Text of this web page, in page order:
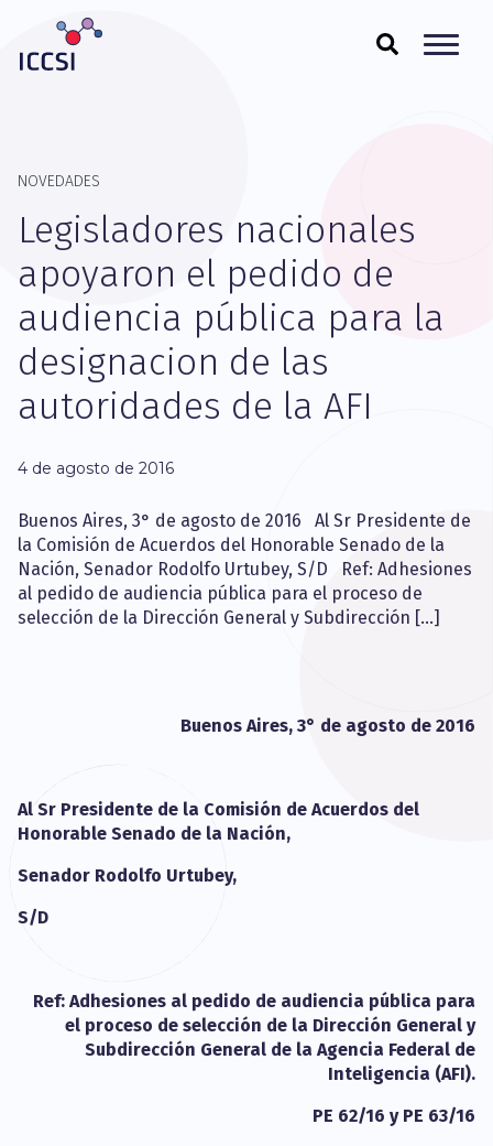
NOVEDADES
Legisladores nacionales
apoyaron el pedido de
audiencia pública para la
designacion de las
autoridades de la AFI
4 de agosto de 2016
Buenos Aires, 3° de agosto de 2016 Al Sr Presidente de
la Comisión de Acuerdos del Honorable Senado de la
Nación, Senador Rodolfo Urtubey, S/D Ref: Adhesiones
al pedido de audiencia pública para el proceso de
selección de la Dirección General y Subdirección […]
Buenos Aires, 3° de agosto de 2016
Al Sr Presidente de la Comisión de Acuerdos del
Honorable Senado de la Nación,
Senador Rodolfo Urtubey,
S/D
Ref: Adhesiones al pedido de audiencia pública para
el proceso de selección de la Dirección General y
Subdirección General de la Agencia Federal de
Inteligencia (AFI).
PE 62/16 y PE 63/16